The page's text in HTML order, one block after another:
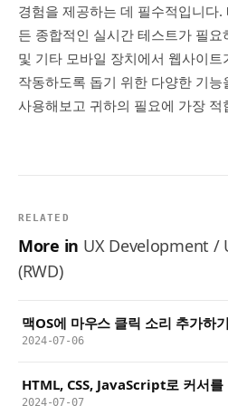
경험을 제공하는 데 필수적입니다
든 종합적인 실시간 테스트가 필
및 기타 모바일 장치에서 웹사이
작동하도록 돕기 위한 다양한 기
사용해보고 귀하의 필요에 가장
RELATED
More in UX Development /
(RWD)
맥OS에 마우스 클릭 소리 추가하
2024-07-06
HTML, CSS, JavaScript로 커서
2024-07-07